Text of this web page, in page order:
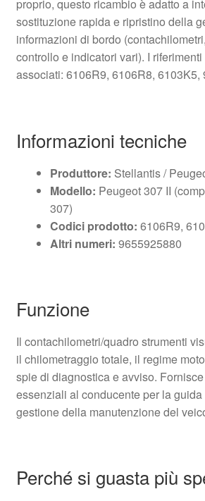
proprio, questo ricambio è adatto a
sostituzione rapida e ripristino della
informazioni di bordo
controllo e indicatori vari). I
associati: 6106R9, 6106R8, 6103K5,
Informazioni tecniche
Produttore: Stellantis /
Modello: Peugeot 307 II
307)
Codici prodotto: 6106R9,
Altri numeri: 9655925880
Funzione
Il contachilometri/quadro strumenti
il chilometraggio totale, il regime
spie di diagnostica e avviso.
essenziali al conducente per la
gestione della manutenzione del
Perché si guasta più